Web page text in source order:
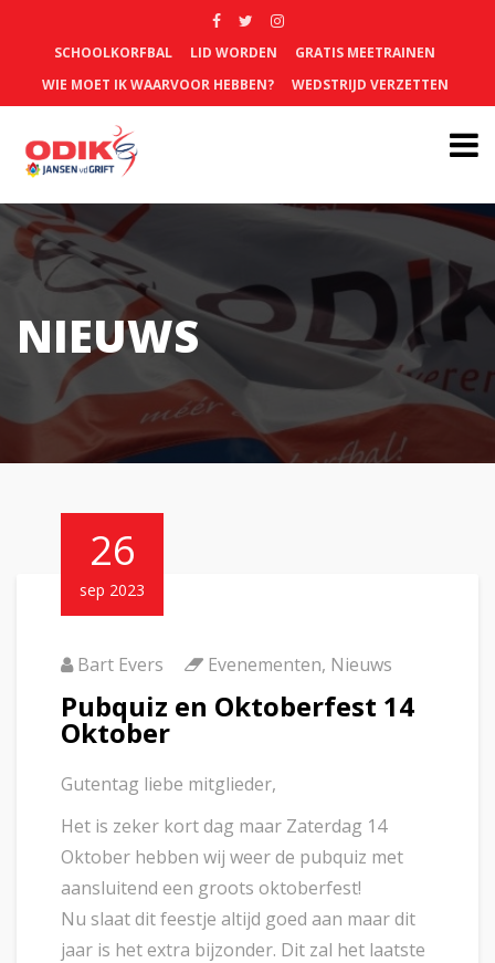
SCHOOLKORFBAL LID WORDEN
GRATIS MEETRAINEN
WIE MOET IK WAARVOOR HEBBEN?
WEDSTRIJD VERZETTEN
NIEUWS
26
sep 2023
Bart Evers Evenementen, Nieuws
Pubquiz en Oktoberfest 14
Oktober
Gutentag liebe mitglieder,
Het is zeker kort dag maar Zaterdag 14
Oktober hebben wij weer de pubquiz met
aansluitend een groots oktoberfest!
Nu slaat dit feestje altijd goed aan maar dit
jaar is het extra bijzonder. Dit zal het laatste